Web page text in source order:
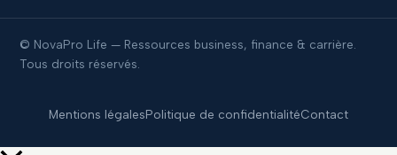
© NovaPro Life — Ressources business, finance & carrière.
Tous droits réservés.
Mentions légalesPolitique de confidentialitéContact